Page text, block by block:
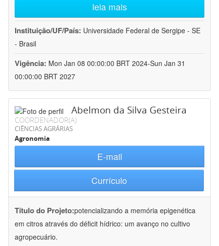
leia mais
Instituição/UF/País: Universidade Federal de Sergipe - SE
- Brasil
Vigência: Mon Jan 08 00:00:00 BRT 2024-Sun Jan 31
00:00:00 BRT 2027
Abelmon da Silva Gesteira
COORDENADOR(A)
CIÊNCIAS AGRÁRIAS
Agronomia
E-mail
Currículo
Título do Projeto:potencializando a memória epigenética
em citros através do déficit hídrico: um avanço no cultivo
agropecuário.